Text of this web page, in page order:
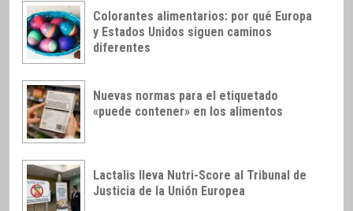
Colorantes alimentarios: por qué Europa
y Estados Unidos siguen caminos
diferentes
Nuevas normas para el etiquetado
«puede contener» en los alimentos
Lactalis lleva Nutri-Score al Tribunal de
Justicia de la Unión Europea